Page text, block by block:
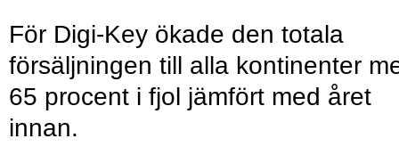
För Digi-Key ökade den totala
försäljningen till alla kontinenter
65 procent i fjol jämfört med året
innan.